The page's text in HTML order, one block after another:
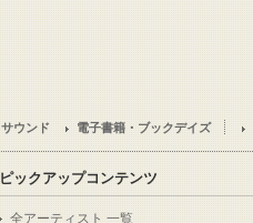
サウンド 電子書籍・ブックデイズ
ピックアップコンテンツ
全アーティスト 一覧